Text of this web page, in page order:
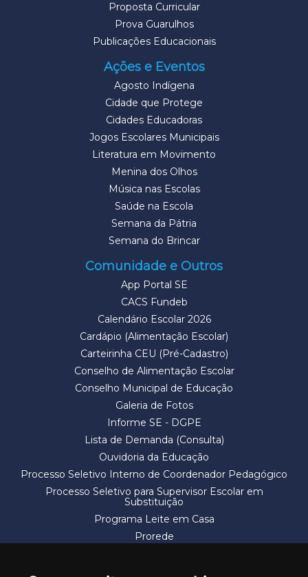
Proposta Curricular
Prova Guarulhos
Publicações Educacionais
Ações e Eventos
Agosto Indígena
Cidade que Protege
Cidades Educadoras
Jogos Escolares Municipais
Literatura em Movimento
Menina dos Olhos
Música nas Escolas
Saúde na Escola
Semana da Pátria
Semana do Brincar
Comunidade e Outros
App Portal SE
CACS Fundeb
Calendário Escolar 2026
Cardápio (Alimentação Escolar)
Carteirinha CEU (Pré-Cadastro)
Conselho de Alimentação Escolar
Conselho Municipal de Educação
Galeria de Fotos
Informe SE - DGPE
Lista de Demanda (Consulta)
Ouvidoria da Educação
Processo Seletivo Interno de Coordenador Pedagógico
Processo Seletivo para Supervisor Escolar em
Substituição
Programa Leite em Casa
Prorede